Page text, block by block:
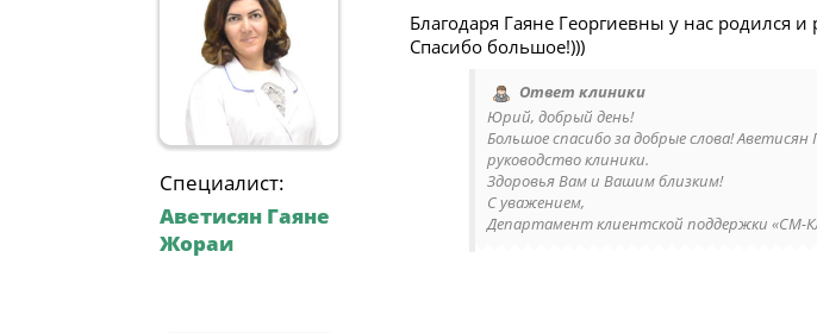
Специалист:
Аветисян Гаяне
Жораи
Благодаря Гаяне Георгиевны у нас родился и
Спасибо большое!)))
Ответ клиники
Юрий, добрый день!
Большое спасибо за добрые слова!
руководство клиники.
Здоровья Вам и Вашим близким!
С уважением,
Департамент клиентской поддержки «СМ-